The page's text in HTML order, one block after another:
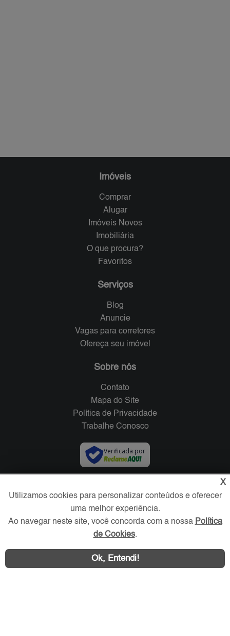
Imóveis
Comprar
Alugar
Imóveis Novos
Imobiliária
O que procura?
Favoritos
Serviços
Blog
Anuncie
Vagas para corretores
Ofereça seu imóvel
Sobre nós
Contato
Mapa do Site
Política de Privacidade
Trabalhe Conosco
Verificada por
X
Utilizamos cookies para personalizar conteúdos e oferecer
uma melhor experiência.
Ao navegar neste site, você concorda com a nossa Política
de Cookies.
Ok, Entendi!